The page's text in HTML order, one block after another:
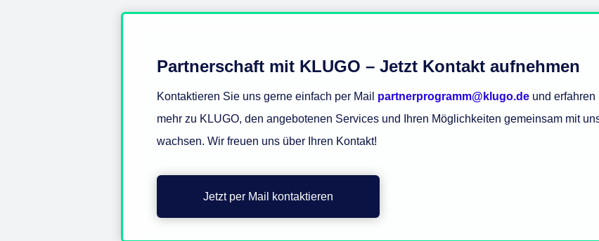
Partnerschaft mit KLUGO – Jetzt Kontakt aufnehmen
Kontaktieren Sie uns gerne einfach per Mail partnerprogramm@klugo.de und erfahren
mehr zu KLUGO, den angebotenen Services und Ihren Möglichkeiten gemeinsam mit
wachsen. Wir freuen uns über Ihren Kontakt!
Jetzt per Mail kontaktieren